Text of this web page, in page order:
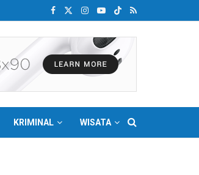
KRIMINAL WISATA